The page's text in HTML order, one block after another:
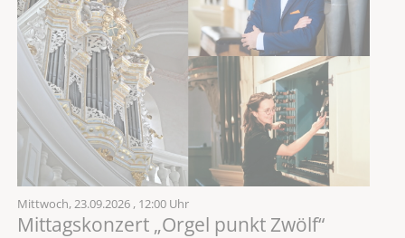
Mittwoch, 23.09.2026 , 12:00 Uhr
Mittagskonzert „Orgel punkt Zwölf“